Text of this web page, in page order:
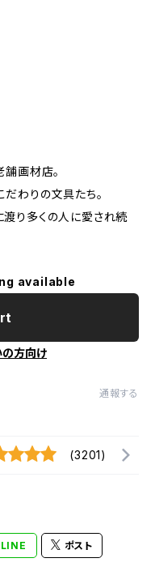
画材店。
わりの文具たち。
渡り多くの人に愛され続
available
方向け
通報する
(3201)
LINE ポスト